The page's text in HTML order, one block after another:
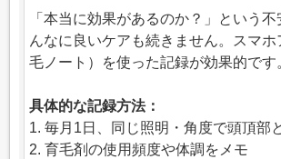
「本当に効果があるのか？」という
んなに良いケアも続きません。スマホ
毛ノート）を使った記録が効果的です
具体的な記録方法：
1. 毎月1日、同じ照明・角度で頭頂部
2. 育毛剤の使用頻度や体調をメモ